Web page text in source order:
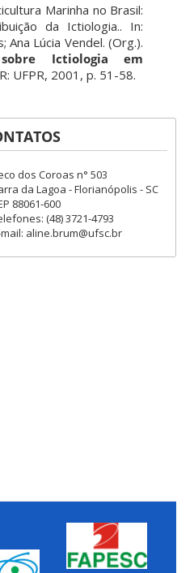
Marinha no Brasil:
da Ictiologia.. In:
Ana Lúcia Vendel. (Org.).
Ictiologia em
UFPR, 2001, p. 51-58.
dos Coroas n° 503
da Lagoa - Florianópolis - SC
88061-600
(48) 3721-4793
aline.brum@ufsc.br